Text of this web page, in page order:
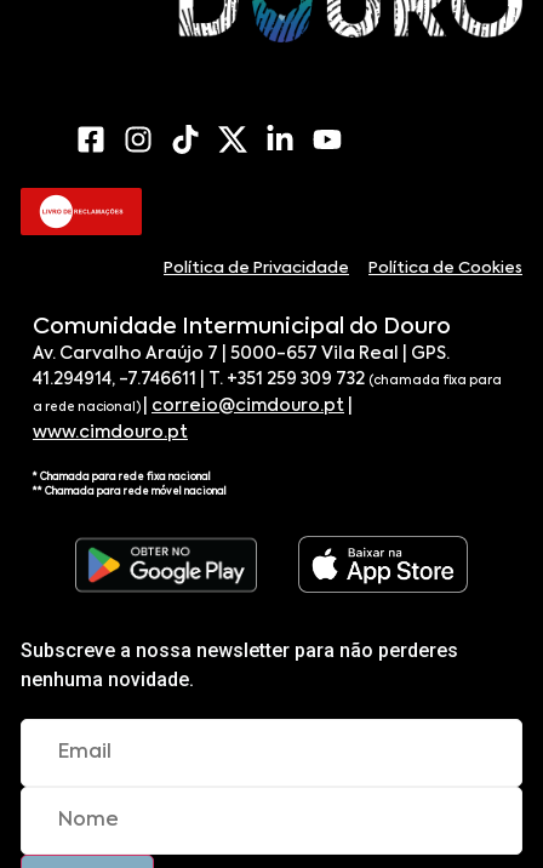
Política de Privacidade Política de Cookies
Comunidade Intermunicipal do Douro
Av. Carvalho Araújo 7 | 5000-657 Vila Real | GPS.
41.294914, -7.746611 | T. +351 259 309 732 (chamada fixa para
a rede nacional) correio@cimdouro.pt
www.cimdouro.pt
* Chamada para rede fixa nacional
** Chamada para rede móvel nacional
Subscreve a nossa newsletter para não perderes
nenhuma novidade.